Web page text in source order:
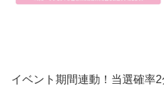
イベント期間連動！当選確率